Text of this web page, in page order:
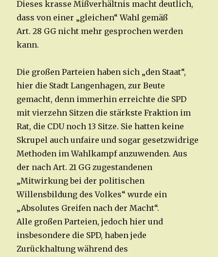
Dieses krasse Mißverhältnis macht deutlich,
dass von einer „gleichen“ Wahl gemäß
Art. 28 GG nicht mehr gesprochen werden
kann.
Die großen Parteien haben sich „den Staat“,
hier die Stadt Langenhagen, zur Beute
gemacht, denn immerhin erreichte die SPD
mit vierzehn Sitzen die stärkste Fraktion im
Rat, die CDU noch 13 Sitze. Sie hatten keine
Skrupel auch unfaire und sogar gesetzwidrige
Methoden im Wahlkampf anzuwenden. Aus
der nach Art. 21 GG zugestandenen
„Mitwirkung bei der politischen
Willensbildung des Volkes“ wurde ein
„Absolutes Greifen nach der Macht“.
Alle großen Parteien, jedoch hier und
insbesondere die SPD, haben jede
Zurückhaltung während des